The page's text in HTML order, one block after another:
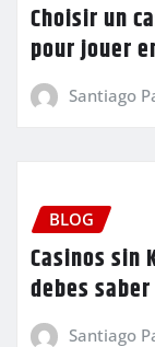
Choisir un
pour jouer
Santiago
BLOG
Casinos sin
debes
Santiago